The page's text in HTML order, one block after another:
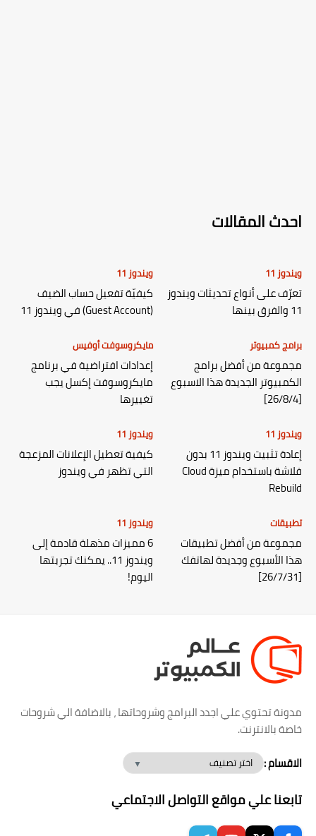
احدث المقالات
ويندوز 11
تعرّف على أنواع تحديثات ويندوز
11 والفرق بينها
ويندوز 11
كيفيّة تفعيل حساب الضيف
(Guest Account) في ويندوز 11
برامج كمبيوتر
مجموعة من أفضل برامج
الكمبيوتر الجديدة هذا الاسبوع
[26/8/4]
مايكروسوفت أوفيس
إعدادات افتراضية في برنامج
مايكروسوفت إكسل يجب
تغييرها
ويندوز 11
إعادة تثبيت ويندوز 11 بدون
فلاشة باستخدام ميزة Cloud
Rebuild
ويندوز 11
كيفية تعطيل الإعلانات المزعجة
التي تظهر في ويندوز
تطبيقات
مجموعة من أفضل تطبيقات
هذا الأسبوع وجديدة لهاتفك
[26/7/31]
ويندوز 11
6 مميزات مذهلة قادمة إلى
ويندوز 11.. يمكنك تجربتها
اليوم!
مدونة تحتوي علي اجدد البرامج وشروحاتها ، بالاضافة الي شروحات
خاصة بالانترنت.
الاقسام :
تابعنا علي مواقع التواصل الاجتماعي